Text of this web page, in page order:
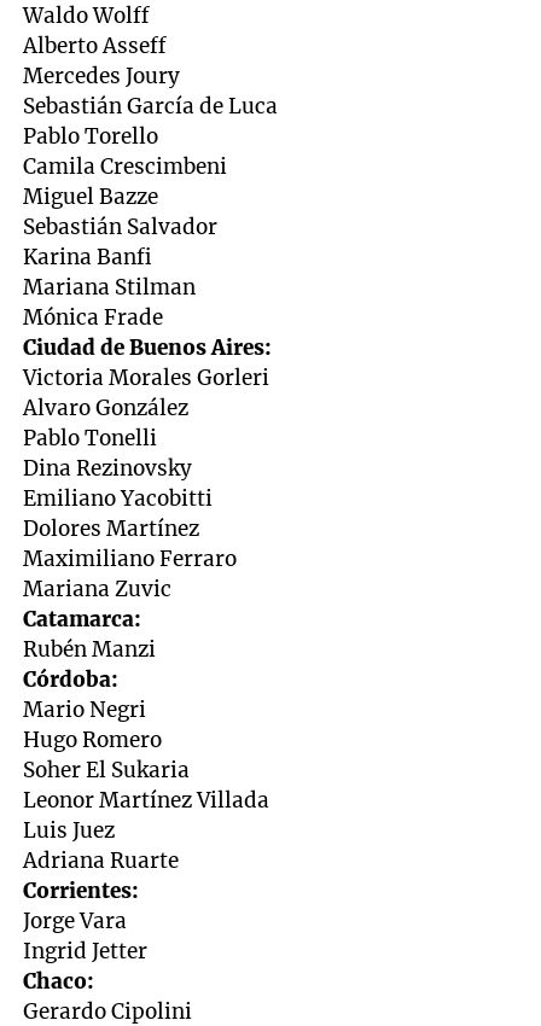
Waldo Wolff
Alberto Asseff
Mercedes Joury
Sebastián García de Luca
Pablo Torello
Camila Crescimbeni
Miguel Bazze
Sebastián Salvador
Karina Banfi
Mariana Stilman
Mónica Frade
Ciudad de Buenos Aires:
Victoria Morales Gorleri
Alvaro González
Pablo Tonelli
Dina Rezinovsky
Emiliano Yacobitti
Dolores Martínez
Maximiliano Ferraro
Mariana Zuvic
Catamarca:
Rubén Manzi
Córdoba:
Mario Negri
Hugo Romero
Soher El Sukaria
Leonor Martínez Villada
Luis Juez
Adriana Ruarte
Corrientes:
Jorge Vara
Ingrid Jetter
Chaco:
Gerardo Cipolini